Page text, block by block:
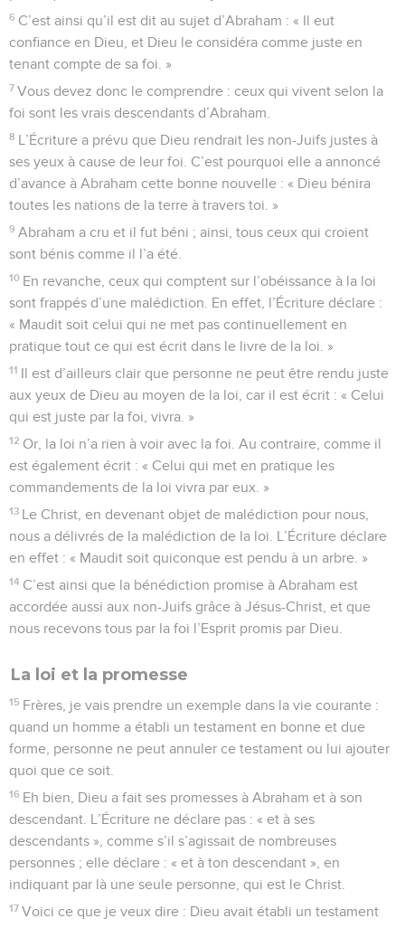
6 C’est ainsi qu’il est dit au sujet d’Abraham : « Il eut
confiance en Dieu, et Dieu le considéra comme juste en
tenant compte de sa foi. »
7 Vous devez donc le comprendre : ceux qui vivent selon la
foi sont les vrais descendants d’Abraham.
8 L’Écriture a prévu que Dieu rendrait les non-Juifs justes à
ses yeux à cause de leur foi. C’est pourquoi elle a annoncé
d’avance à Abraham cette bonne nouvelle : « Dieu bénira
toutes les nations de la terre à travers toi. »
9 Abraham a cru et il fut béni ; ainsi, tous ceux qui croient
sont bénis comme il l’a été.
10 En revanche, ceux qui comptent sur l’obéissance à la loi
sont frappés d’une malédiction. En effet, l’Écriture déclare :
« Maudit soit celui qui ne met pas continuellement en
pratique tout ce qui est écrit dans le livre de la loi. »
11 Il est d’ailleurs clair que personne ne peut être rendu juste
aux yeux de Dieu au moyen de la loi, car il est écrit : « Celui
qui est juste par la foi, vivra. »
12 Or, la loi n’a rien à voir avec la foi. Au contraire, comme il
est également écrit : « Celui qui met en pratique les
commandements de la loi vivra par eux. »
13 Le Christ, en devenant objet de malédiction pour nous,
nous a délivrés de la malédiction de la loi. L’Écriture déclare
en effet : « Maudit soit quiconque est pendu à un arbre. »
14 C’est ainsi que la bénédiction promise à Abraham est
accordée aussi aux non-Juifs grâce à Jésus-Christ, et que
nous recevons tous par la foi l’Esprit promis par Dieu.
La loi et la promesse
15 Frères, je vais prendre un exemple dans la vie courante :
quand un homme a établi un testament en bonne et due
forme, personne ne peut annuler ce testament ou lui ajouter
quoi que ce soit.
16 Eh bien, Dieu a fait ses promesses à Abraham et à son
descendant. L’Écriture ne déclare pas : « et à ses
descendants », comme s’il s’agissait de nombreuses
personnes ; elle déclare : « et à ton descendant », en
indiquant par là une seule personne, qui est le Christ.
17 Voici ce que je veux dire : Dieu avait établi un testament